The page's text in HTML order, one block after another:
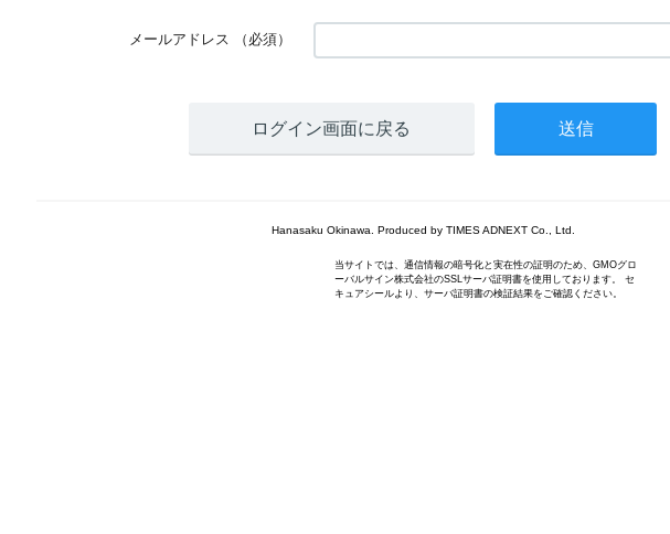
メールアドレス （必須）
ログイン画面に戻る
Hanasaku Okinawa. Produced by TIMES ADNEXT Co., Ltd.
当サイトでは、通信情報の暗号化と実在性の証明のため、GMOグロ
ーバルサイン株式会社のSSLサーバ証明書を使用しております。 セ
キュアシールより、サーバ証明書の検証結果をご確認ください。